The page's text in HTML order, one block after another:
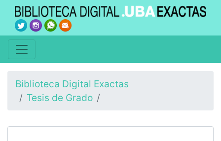
Biblioteca Digital Exactas
Tesis de Grado